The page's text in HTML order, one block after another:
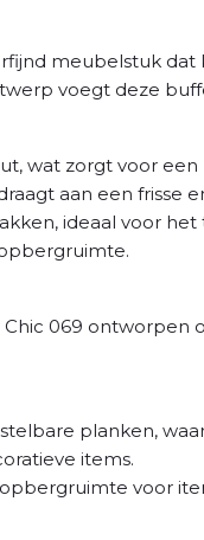
meubelstuk
voegt deze
wat zorgt voor
aan een frisse
ideaal voor
069
planken,
items.
voor